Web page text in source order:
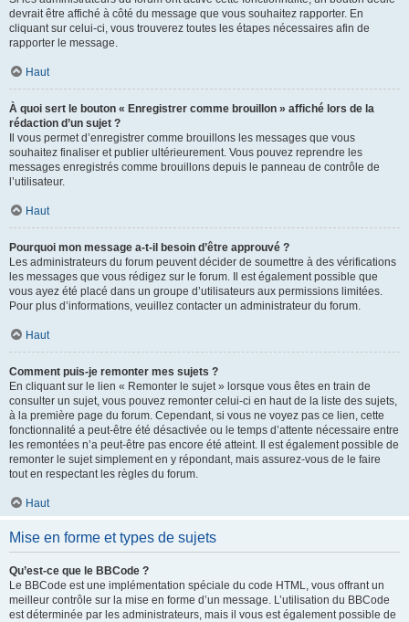
devrait être affiché à côté du message que vous souhaitez rapporter. En
cliquant sur celui-ci, vous trouverez toutes les étapes nécessaires afin de
rapporter le message.
Haut
À quoi sert le bouton « Enregistrer comme brouillon » affiché lors de la
rédaction d’un sujet ?
Il vous permet d’enregistrer comme brouillons les messages que vous
souhaitez finaliser et publier ultérieurement. Vous pouvez reprendre les
messages enregistrés comme brouillons depuis le panneau de contrôle de
l’utilisateur.
Haut
Pourquoi mon message a-t-il besoin d’être approuvé ?
Les administrateurs du forum peuvent décider de soumettre à des vérifications
les messages que vous rédigez sur le forum. Il est également possible que
vous ayez été placé dans un groupe d’utilisateurs aux permissions limitées.
Pour plus d’informations, veuillez contacter un administrateur du forum.
Haut
Comment puis-je remonter mes sujets ?
En cliquant sur le lien « Remonter le sujet » lorsque vous êtes en train de
consulter un sujet, vous pouvez remonter celui-ci en haut de la liste des sujets,
à la première page du forum. Cependant, si vous ne voyez pas ce lien, cette
fonctionnalité a peut-être été désactivée ou le temps d’attente nécessaire entre
les remontées n’a peut-être pas encore été atteint. Il est également possible de
remonter le sujet simplement en y répondant, mais assurez-vous de le faire
tout en respectant les règles du forum.
Haut
Mise en forme et types de sujets
Qu’est-ce que le BBCode ?
Le BBCode est une implémentation spéciale du code HTML, vous offrant un
meilleur contrôle sur la mise en forme d’un message. L’utilisation du BBCode
est déterminée par les administrateurs, mais il vous est également possible de